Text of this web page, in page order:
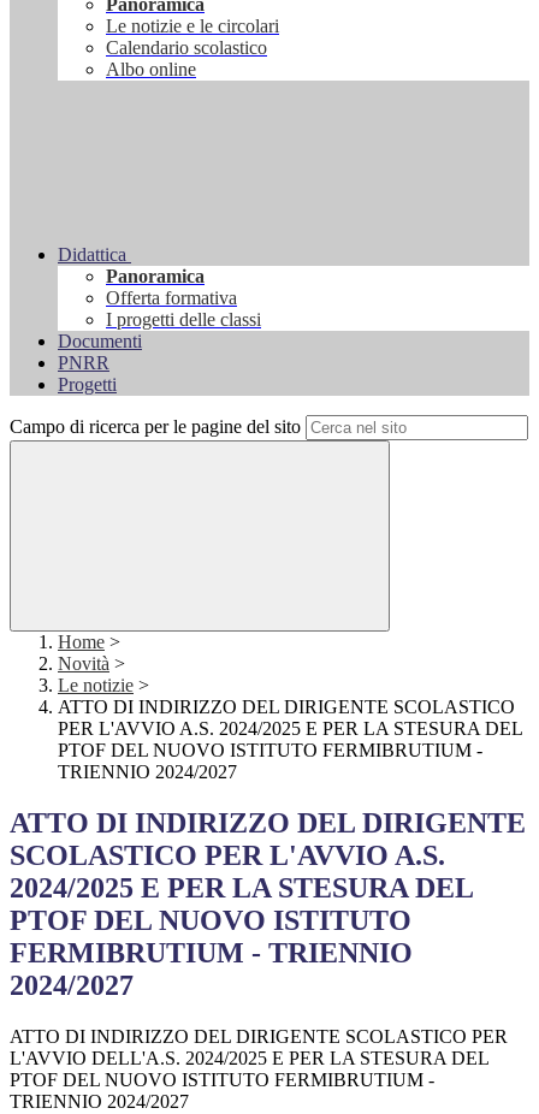
Panoramica
Le notizie e le circolari
Calendario scolastico
Albo online
Didattica
Panoramica
Offerta formativa
I progetti delle classi
Documenti
PNRR
Progetti
Campo di ricerca per le pagine del sito
Home >
Novità >
Le notizie >
ATTO DI INDIRIZZO DEL DIRIGENTE SCOLASTICO
PER L'AVVIO A.S. 2024/2025 E PER LA STESURA DEL
PTOF DEL NUOVO ISTITUTO FERMIBRUTIUM -
TRIENNIO 2024/2027
ATTO DI INDIRIZZO DEL DIRIGENTE
SCOLASTICO PER L'AVVIO A.S.
2024/2025 E PER LA STESURA DEL
PTOF DEL NUOVO ISTITUTO
FERMIBRUTIUM - TRIENNIO
2024/2027
ATTO DI INDIRIZZO DEL DIRIGENTE SCOLASTICO PER
L'AVVIO DELL'A.S. 2024/2025 E PER LA STESURA DEL
PTOF DEL NUOVO ISTITUTO FERMIBRUTIUM -
TRIENNIO 2024/2027